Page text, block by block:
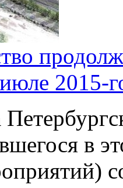
2015-
в